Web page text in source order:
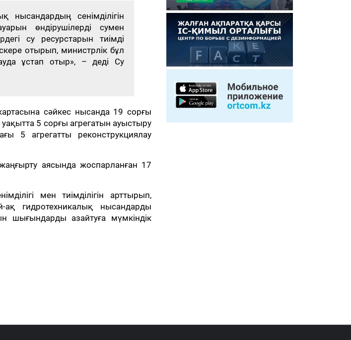
сенімділігін
өндірушілерді сумен
су ресурстарын тиімді
отырып, министрлік бұл
ұстап отыр», – деді Су
сәйкес нысанда 19 сорғы
5 сорғы агрегатын ауыстыру
5 агрегатты реконструкциялау
аясында жоспарланған 17
мен тиімділігін арттырып,
ақ гидротехникалық нысандарды
шығындарды азайтуға мүмкіндік